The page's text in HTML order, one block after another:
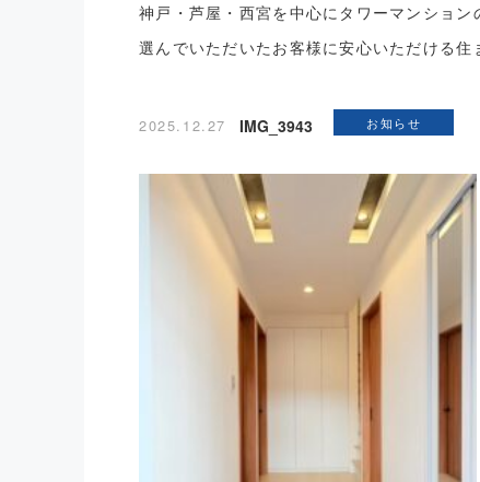
神戸・芦屋・西宮を中心にタワーマンション
選んでいただいたお客様に安心いただける住
2025.12.27 IMG_3943 お知らせ